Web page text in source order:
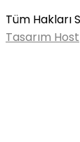
Tüm Hakları
Tasarım